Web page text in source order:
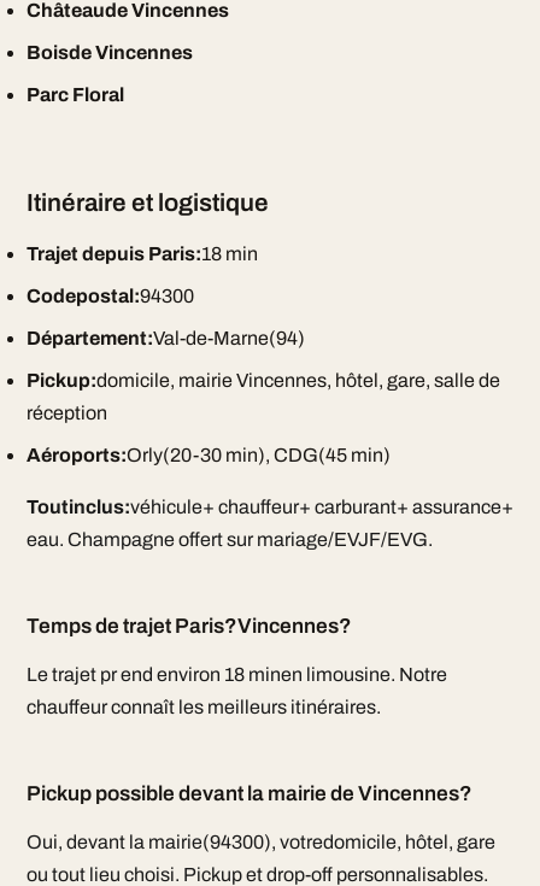
Châteaude Vincennes
Boisde Vincennes
Parc Floral
Itinéraire et logistique
Trajet depuis Paris:18 min
Codepostal:94300
Département:Val-de-Marne(94)
Pickup:domicile, mairie Vincennes, hôtel, gare, salle de
réception
Aéroports:Orly(20-30 min), CDG(45 min)
Toutinclus:véhicule+ chauffeur+ carburant+ assurance+
eau. Champagne offert sur mariage/EVJF/EVG.
Temps de trajet Paris?Vincennes?
Le trajet pr end environ 18 minen limousine. Notre
chauffeur connaît les meilleurs itinéraires.
Pickup possible devant la mairie de Vincennes?
Oui, devant la mairie(94300), votredomicile, hôtel, gare
ou tout lieu choisi. Pickup et drop-off personnalisables.